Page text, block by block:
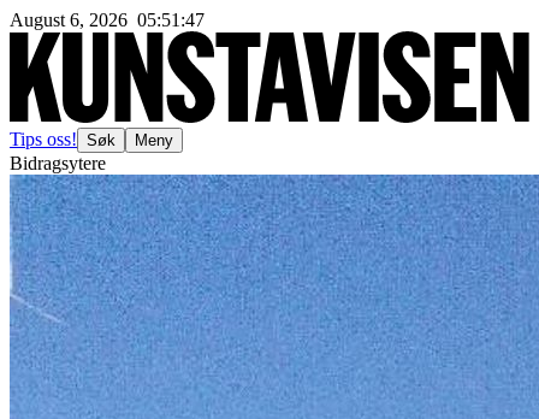
August 6, 2026 05:51 :48
Tips oss! Søk Meny
Bidragsytere